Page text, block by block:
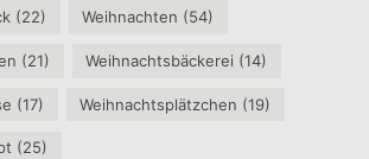
(22) Weihnachten (54)
(21) Weihnachtsbäckerei (14)
(17) Weihnachtsplätzchen (19)
(25)